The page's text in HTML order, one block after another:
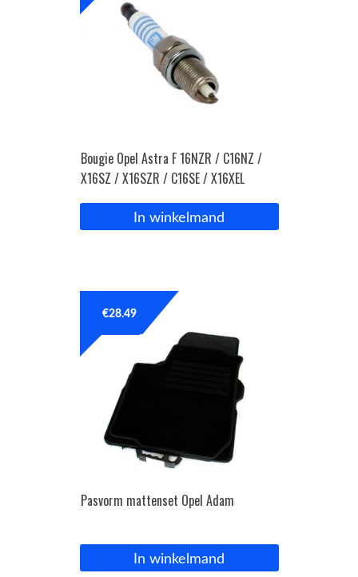
Bougie Opel Astra F 16NZR / C16NZ /
X16SZ / X16SZR / C16SE / X16XEL
In winkelmand
Pasvorm mattenset Opel Adam
€28.49
In winkelmand